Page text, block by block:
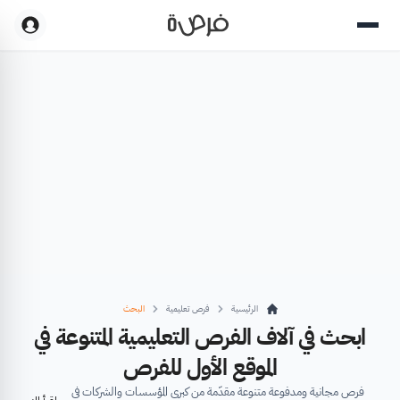
الرئيسية فرص تعليمية البحث
ابحث في آلاف الفرص التعليمية المتنوعة في
الموقع الأول للفرص
فرص مجانية ومدفوعة متنوعة مقدّمة من كبرى المؤسسات والشركات في